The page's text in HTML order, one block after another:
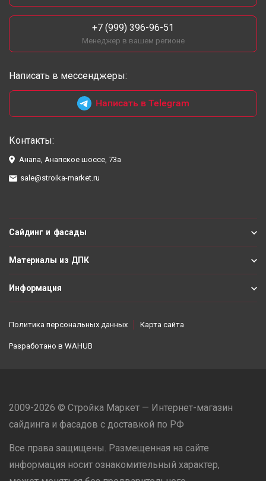
+7 (999) 396-96-51
Менеджер в вашем регионе
Написать в мессенджеры:
Написать в Telegram
Контакты:
Анапа, Анапское шоссе, 73а
sale@stroika-market.ru
Сайдинг и фасады
Материалы из ДПК
Информация
Политика персональных данных Карта сайта
Разработано в WAHUB
2009-2026 © Стройка Маркет — Интернет-магазин
сайдинга и фасадов с доставкой по РФ
Все права защищены. Размещенная на сайте
информация носит ознакомительный характер,